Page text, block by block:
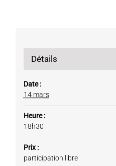
Détails
Date :
14 mars
Heure :
18h30
Prix :
participation libre